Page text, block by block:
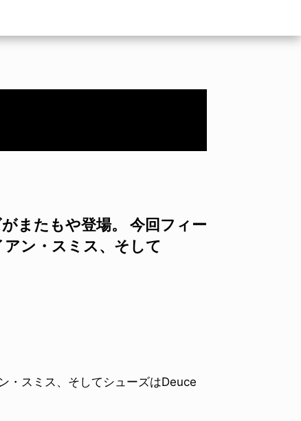
またもや登場。 今回フィー
ン・スミス、そして
・スミス、そしてシューズはDeuce